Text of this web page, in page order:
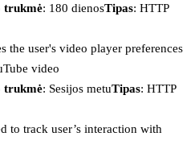
trukmė: 180 dienosTipas: HTTP
the user's video player preferences
video
trukmė: Sesijos metuTipas: HTTP
to track user’s interaction with